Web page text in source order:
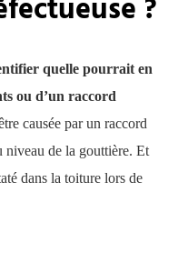
?
quelle pourrait en
ou d’un raccord
causée par un raccord
niveau de la gouttière. Et
dans la toiture lors de